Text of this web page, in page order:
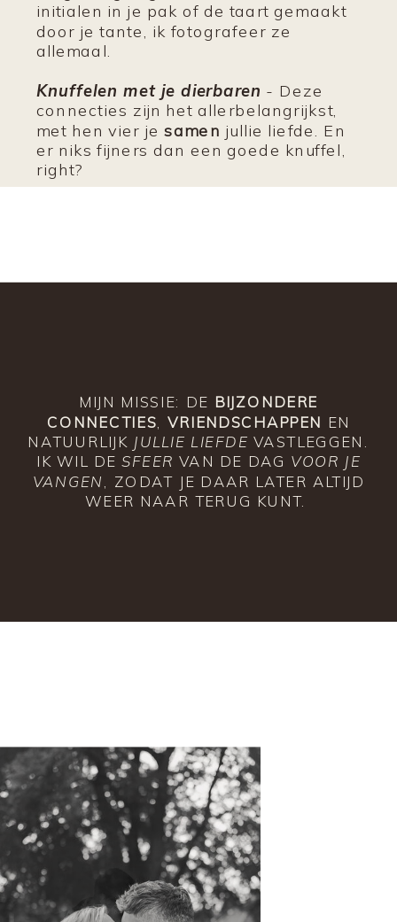
initialen in je pak of de taart gemaakt
door je tante, ik fotografeer ze
allemaal.
Knuffelen met je dierbaren - Deze
connecties zijn het allerbelangrijkst,
met hen vier jesamen jullie liefde. En
er niks fijners dan een goede knuffel,
right?
MIJN MISSIE: DE BIJZONDERE
CONNECTIES
VRIENDSCHAPPEN EN
NATUURLIJK JULLIE LIEFDE VASTLEGGEN.
IK WIL DE SFEER VAN DE DAG VOOR JE
VANGEN
, ZODAT JE DAAR LATER ALTIJD
WEER NAAR TERUG KUNT.